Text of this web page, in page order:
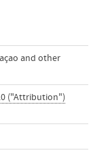
and other
("Attribution")